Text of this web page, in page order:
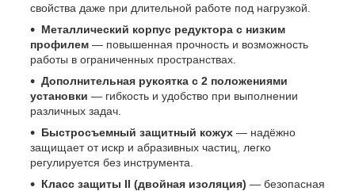
свойства даже при длительной работе под нагрузкой.
Металлический корпус редуктора с низким
профилем — повышенная прочность и возможность
работы в ограниченных пространствах.
Дополнительная рукоятка с 2 положениями
установки — гибкость и удобство при выполнении
различных задач.
Быстросъемный защитный кожух — надёжно
защищает от искр и абразивных частиц, легко
регулируется без инструмента.
Класс защиты II (двойная изоляция) — безопасная